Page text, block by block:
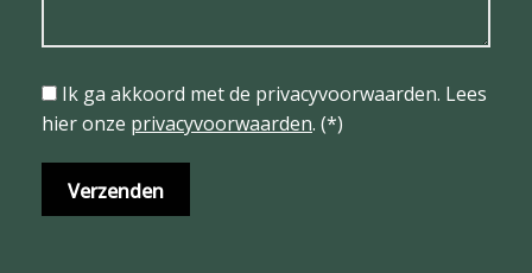
Ik ga akkoord met de privacyvoorwaarden. Lees
hier onze privacyvoorwaarden. (*)